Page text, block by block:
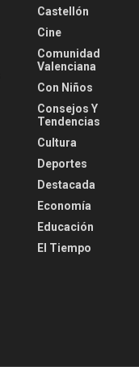
Castellón
Cine
Comunidad
Valenciana
Con Niños
Consejos Y
Tendencias
Cultura
Deportes
Destacada
Economía
Educación
El Tiempo